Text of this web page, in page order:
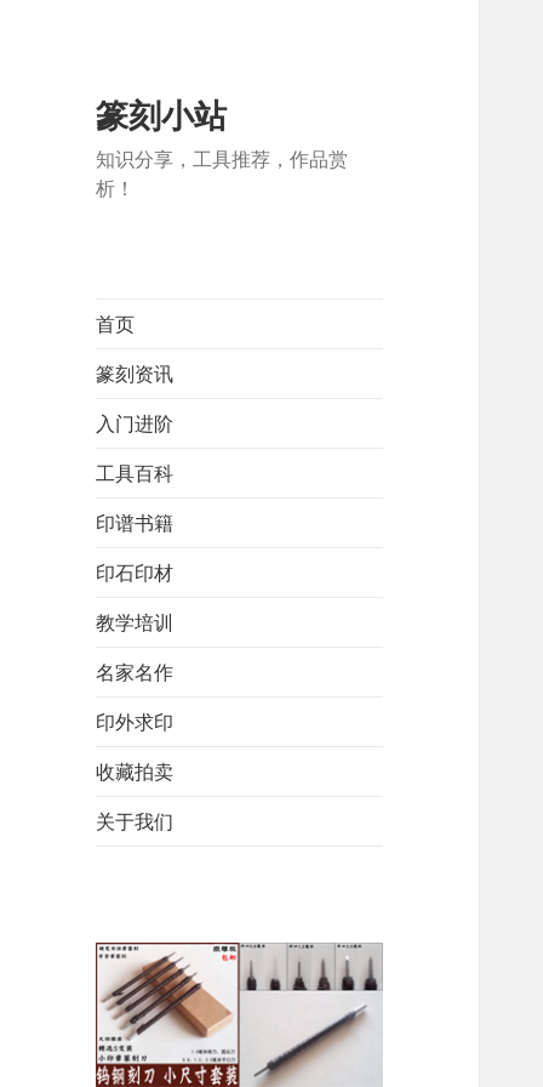
篆刻小站
知识分享，工具推荐，作品赏
析！
首页
篆刻资讯
入门进阶
工具百科
印谱书籍
印石印材
教学培训
名家名作
印外求印
收藏拍卖
关于我们